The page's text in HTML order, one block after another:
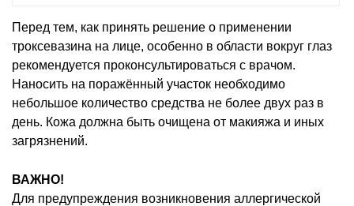
Перед тем, как принять решение о применении
троксевазина на лице, особенно в области вокруг глаз
рекомендуется проконсультироваться с врачом.
Наносить на поражённый участок необходимо
небольшое количество средства не более двух раз в
день. Кожа должна быть очищена от макияжа и иных
загрязнений.
ВАЖНО!
Для предупреждения возникновения аллергической